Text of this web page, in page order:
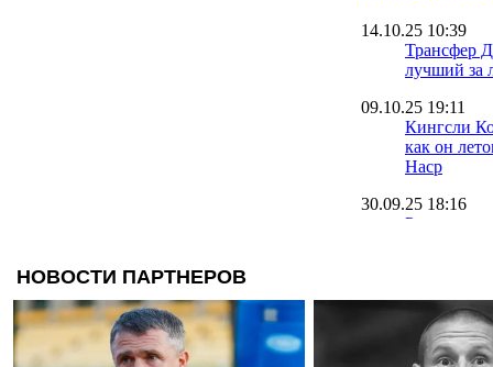
14.10.25 10:39
Трансфер
лучший за
09.10.25 19:11
Кингсли
как он
Наср
30.09.25 18:16
Оболонь
вратаря